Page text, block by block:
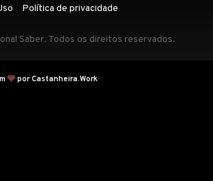
Política de privacidade
Saber. Todos os direitos reservados.
por Castanheira.Work